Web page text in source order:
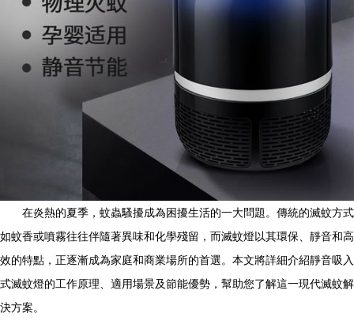
在炎熱的夏季，蚊蟲騷擾成為困擾生活的一大問題。傳統的滅蚊方式
如蚊香或噴霧往往伴隨著異味和化學殘留，而滅蚊燈以其環保、靜音和高
效的特點，正逐漸成為家庭和商業場所的首選。本文將詳細介紹靜音吸入
式滅蚊燈的工作原理、適用場景及節能優勢，幫助您了解這一現代滅蚊解
決方案。